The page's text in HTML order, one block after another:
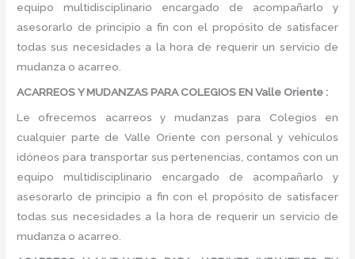
equipo multidisciplinario encargado de acompañarlo y
asesorarlo de principio a fin con el propósito de satisfacer
todas sus necesidades a la hora de requerir un servicio de
mudanza o acarreo.
ACARREOS Y MUDANZAS PARA COLEGIOS EN Valle Oriente :
Le ofrecemos acarreos y mudanzas para Colegios en
cualquier parte de Valle Oriente con personal y vehículos
idóneos para transportar sus pertenencias, contamos con un
equipo multidisciplinario encargado de acompañarlo y
asesorarlo de principio a fin con el propósito de satisfacer
todas sus necesidades a la hora de requerir un servicio de
mudanza o acarreo.